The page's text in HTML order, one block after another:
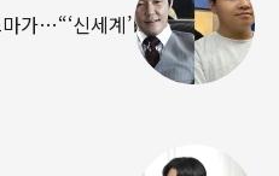
가…“‘신세계’